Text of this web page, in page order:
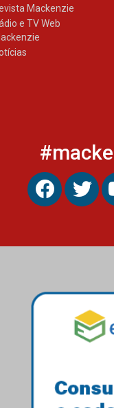
Mackenzie
e TV Web